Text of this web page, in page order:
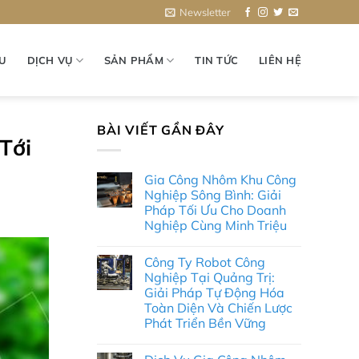
Newsletter
DỊCH VỤ SẢN PHẨM TIN TỨC LIÊN HỆ
BÀI VIẾT GẦN ĐÂY
Gia Công Nhôm Khu Công
Nghiệp Sông Bình: Giải
Pháp Tối Ưu Cho Doanh
Nghiệp Cùng Minh Triệu
bình
luận
ở
Gia
Công
Nhôm
Khu
Sông
Công Ty Robot Công
Nghiệp Tại Quảng Trị:
Giải Pháp Tự Động Hóa
Toàn Diện Và Chiến Lược
Phát Triển Bền Vững